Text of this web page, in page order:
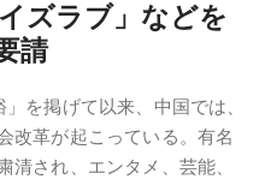
ズラブ」などを
請
を掲げて以来、中国では、
改革が起こっている。有名
され、エンタメ、芸能、